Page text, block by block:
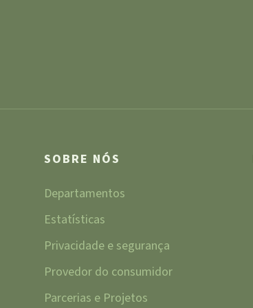
SOBRE NÓS
Departamentos
Estatísticas
Privacidade e segurança
Provedor do consumidor
Parcerias e Projetos